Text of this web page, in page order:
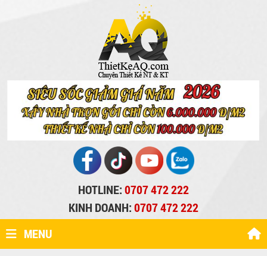
HOTLINE:0707 472 222
KINH DOANH:0707 472 222
MENU